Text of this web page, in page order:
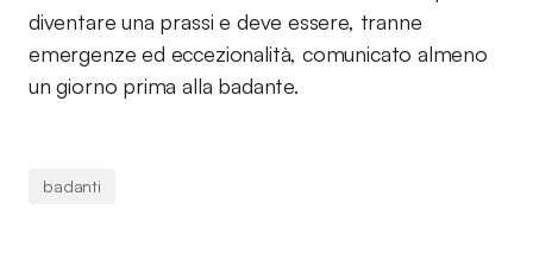
diventare una prassi e deve essere, tranne
emergenze ed eccezionalità, comunicato almeno
un giorno prima alla badante.
badanti